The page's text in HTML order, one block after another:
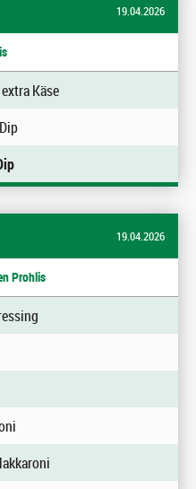
19.04.2026
Käse
19.04.2026
Prohlis